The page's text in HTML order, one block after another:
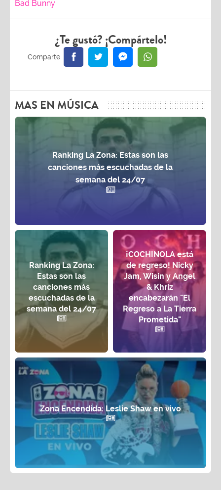
Bad Bunny
¿Te gustó? ¡Compártelo!
MAS EN MÚSICA
Ranking La Zona: Estas son las
canciones más escuchadas de la
semana del 24/07
Ranking La Zona:
Estas son las
canciones más
escuchadas de la
semana del 24/07
¡COCHINOLA está
de regreso! Nicky
Jam, Wisin y Angel
& Khriz
encabezarán "El
Regreso a La Tierra
Prometida"
Zona Encendida: Leslie Shaw en vivo